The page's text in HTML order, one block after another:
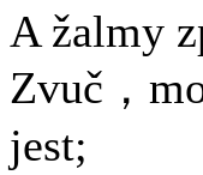
A žalmy
Zvuč，
jest;